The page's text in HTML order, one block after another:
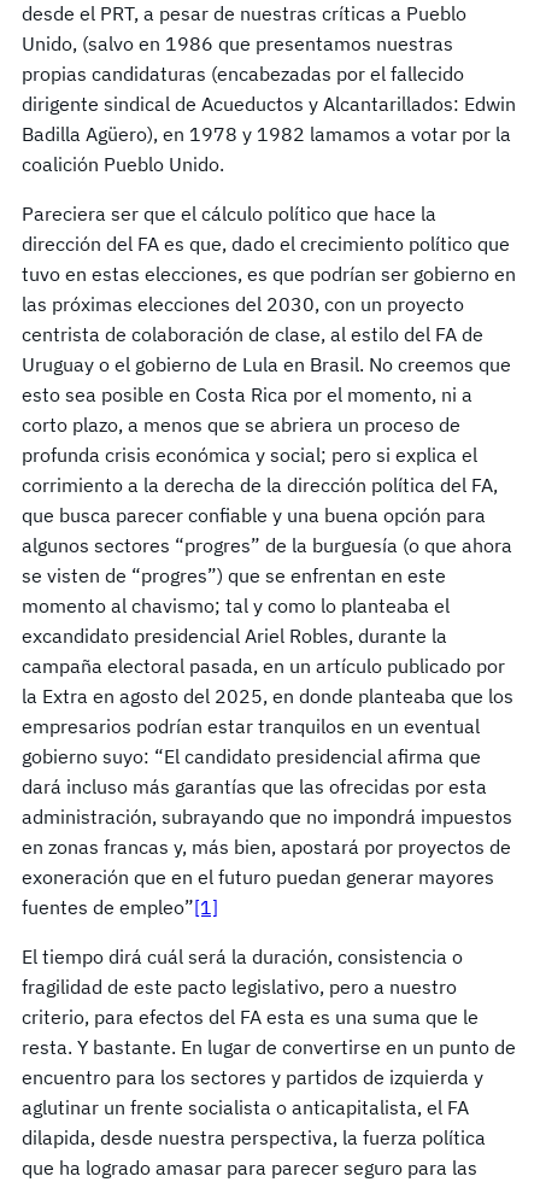
desde el PRT, a pesar de nuestras críticas a Pueblo
Unido, (salvo en 1986 que presentamos nuestras
propias candidaturas (encabezadas por el fallecido
dirigente sindical de Acueductos y Alcantarillados: Edwin
Badilla Agüero), en 1978 y 1982 lamamos a votar por la
coalición Pueblo Unido.
Pareciera ser que el cálculo político que hace la
dirección del FA es que, dado el crecimiento político que
tuvo en estas elecciones, es que podrían ser gobierno en
las próximas elecciones del 2030, con un proyecto
centrista de colaboración de clase, al estilo del FA de
Uruguay o el gobierno de Lula en Brasil. No creemos que
esto sea posible en Costa Rica por el momento, ni a
corto plazo, a menos que se abriera un proceso de
profunda crisis económica y social; pero si explica el
corrimiento a la derecha de la dirección política del FA,
que busca parecer confiable y una buena opción para
algunos sectores “progres” de la burguesía (o que ahora
se visten de “progres”) que se enfrentan en este
momento al chavismo; tal y como lo planteaba el
excandidato presidencial Ariel Robles, durante la
campaña electoral pasada, en un artículo publicado por
la Extra en agosto del 2025, en donde planteaba que los
empresarios podrían estar tranquilos en un eventual
gobierno suyo: “El candidato presidencial afirma que
dará incluso más garantías que las ofrecidas por esta
administración, subrayando que no impondrá impuestos
en zonas francas y, más bien, apostará por proyectos de
exoneración que en el futuro puedan generar mayores
fuentes de empleo”[1]
El tiempo dirá cuál será la duración, consistencia o
fragilidad de este pacto legislativo, pero a nuestro
criterio, para efectos del FA esta es una suma que le
resta. Y bastante. En lugar de convertirse en un punto de
encuentro para los sectores y partidos de izquierda y
aglutinar un frente socialista o anticapitalista, el FA
dilapida, desde nuestra perspectiva, la fuerza política
que ha logrado amasar para parecer seguro para las